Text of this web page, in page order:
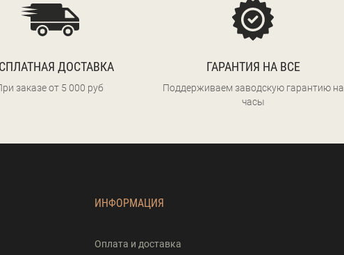
ДОСТАВКА
заказе от 5 000 руб
ГАРАНТИЯ НА ВСЕ
Поддерживаем заводскую гарантию на
часы
ИНФОРМАЦИЯ
Оплата и доставка